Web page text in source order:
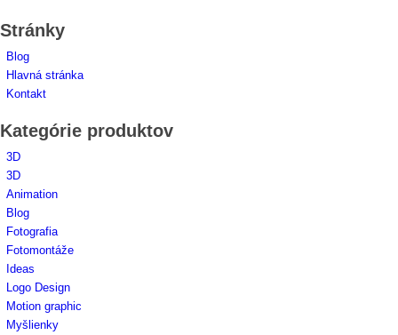
Stránky
Blog
Hlavná stránka
Kontakt
Kategórie produktov
3D
3D
Animation
Blog
Fotografia
Fotomontáže
Ideas
Logo Design
Motion graphic
Myšlienky